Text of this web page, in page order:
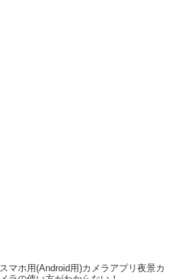
スマホ用(Android用)カメラアプリ夜景カ